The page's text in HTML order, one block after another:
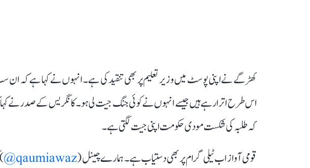
کھڑگے نے اپنی پوسٹ میں وزیر تعلیم پر بھی تنقید کی ہے۔ انہوں نے کہا ہے کہ ان
اس طرح اترا رہے ہیں جیسے انہوں نے کوئی جنگ جیت لی ہو۔ کانگریس کے صدر نے کہا
کہ طلبہ کی شکست مودی حکومت اپنی جیت لگتی ہے۔
قومی آواز اب ٹیلی گرام پر بھی دستیاب ہے۔ ہمارے چینل (qaumiawaz@